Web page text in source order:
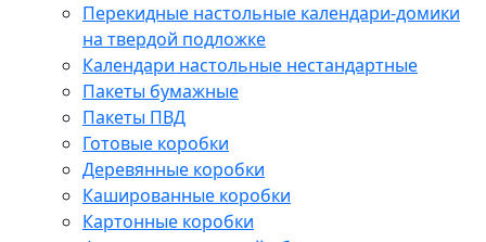
Перекидные настольные календари-домики
на твердой подложке
Календари настольные нестандартные
Пакеты бумажные
Пакеты ПВД
Готовые коробки
Деревянные коробки
Кашированные коробки
Картонные коробки